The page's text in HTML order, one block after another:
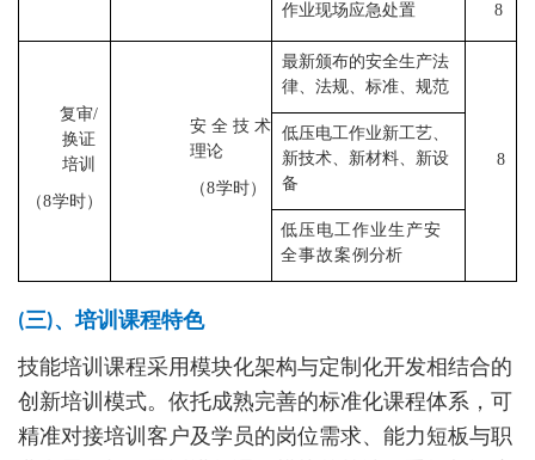
作业现场应急处置 8
复审/
换证
培训
（8学时）
安全技术
理论
（8学时）
最新颁布的安全生产法
律、法规、标准、规范
8
低压电工作业新工艺、
新技术、新材料、新设
备
低压电工作业生产安
全事故案例分析
(三)、培训课程特色
技能培训课程采用模块化架构与定制化开发相结合的
创新培训模式。依托成熟完善的标准化课程体系，可
精准对接培训客户及学员的岗位需求、能力短板与职